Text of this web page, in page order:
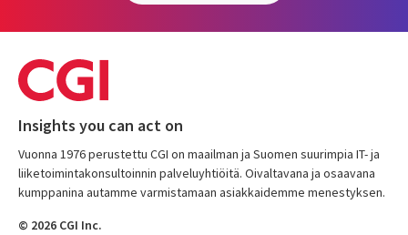
Insights you can act on
Vuonna 1976 perustettu CGI on maailman ja Suomen suurimpia IT- ja
liiketoimintakonsultoinnin palveluyhtiöitä. Oivaltavana ja osaavana
kumppanina autamme varmistamaan asiakkaidemme menestyksen.
© 2026 CGI Inc.